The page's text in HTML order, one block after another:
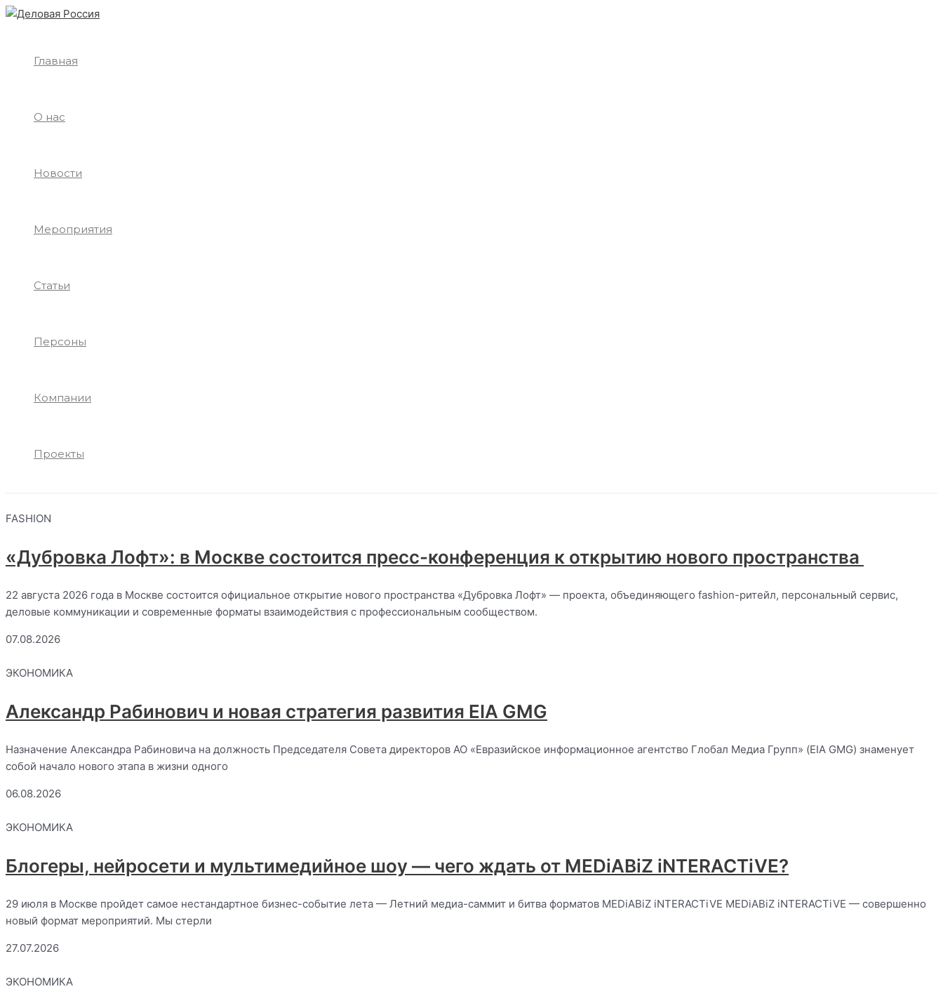
Перейти
Главная
О нас
Новости
Мероприятия
Статьи
Персоны
Компании
Проекты
FASHION
«Дубровка Лофт»: в Москве состоится пресс-конференция к открытию нового пространства
22 августа 2026 года в Москве состоится официальное открытие нового пространства «Дубровка Лофт» — проекта, объединяющего fashion-ритейл, персональный сервис,
деловые коммуникации и современные форматы взаимодействия с профессиональным сообществом.
07.08.2026
ЭКОНОМИКА
Александр Рабинович и новая стратегия развития EIA GMG
Назначение Александра Рабиновича на должность Председателя Совета директоров АО «Евразийское информационное агентство Глобал Медиа Групп» (EIA GMG) знаменует
собой начало нового этапа в жизни одного
06.08.2026
ЭКОНОМИКА
Блогеры, нейросети и мультимедийное шоу — чего ждать от MEDiABiZ iNTERACTiVE?
29 июля в Москве пройдет самое нестандартное бизнес-событие лета — Летний медиа-саммит и битва форматов MEDiABiZ iNTERACTiVE MEDiABiZ iNTERACTiVE — совершенно
новый формат мероприятий. Мы стерли
27.07.2026
ЭКОНОМИКА